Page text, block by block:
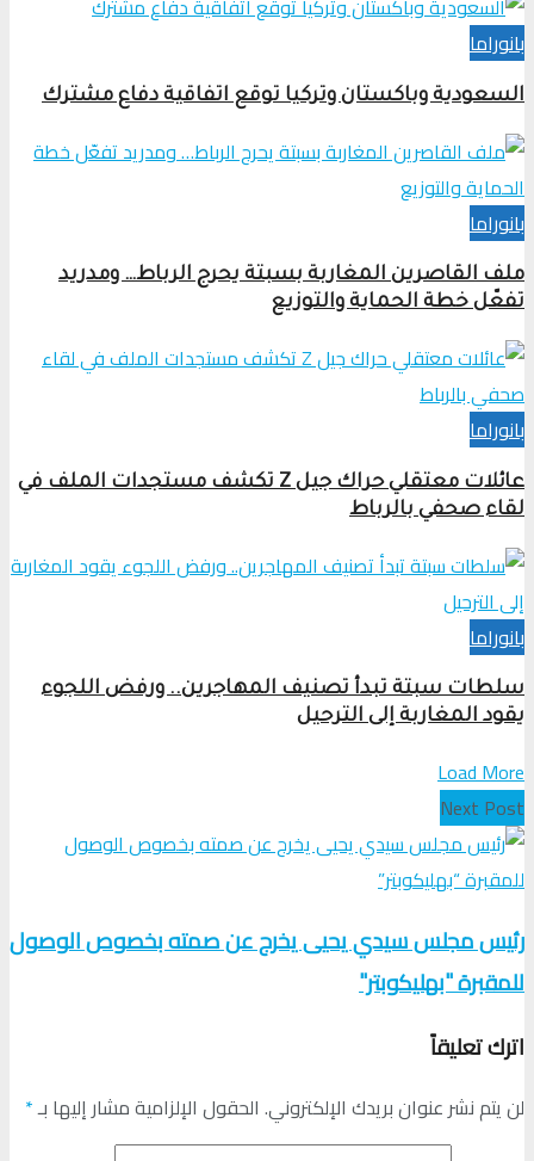
بانوراما
السعودية وباكستان وتركيا توقع اتفاقية دفاع مشترك
بانوراما
ملف القاصرين المغاربة بسبتة يحرج الرباط… ومدريد
تفعّل خطة الحماية والتوزيع
بانوراما
عائلات معتقلي حراك جيل Z تكشف مستجدات الملف في
لقاء صحفي بالرباط
بانوراما
سلطات سبتة تبدأ تصنيف المهاجرين.. ورفض اللجوء
يقود المغاربة إلى الترحيل
Load More
Next Post
رئيس مجلس سيدي يحيى يخرج عن صمته بخصوص الوصول
للمقبرة "بهليكوبتر"
اترك تعليقاً
لن يتم نشر عنوان بريدك الإلكتروني. الحقول الإلزامية مشار إليها بـ*